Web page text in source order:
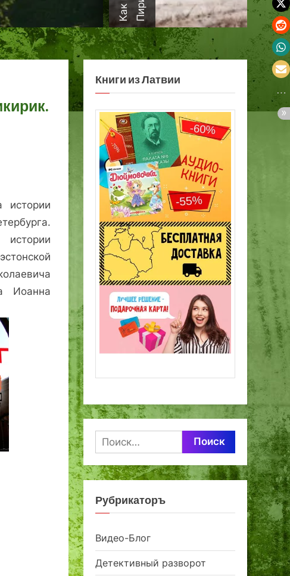
истории
Иоанна
Книги из Латвии
Найти:
Рубрикаторъ
Видео-Блог
Детективный разворот